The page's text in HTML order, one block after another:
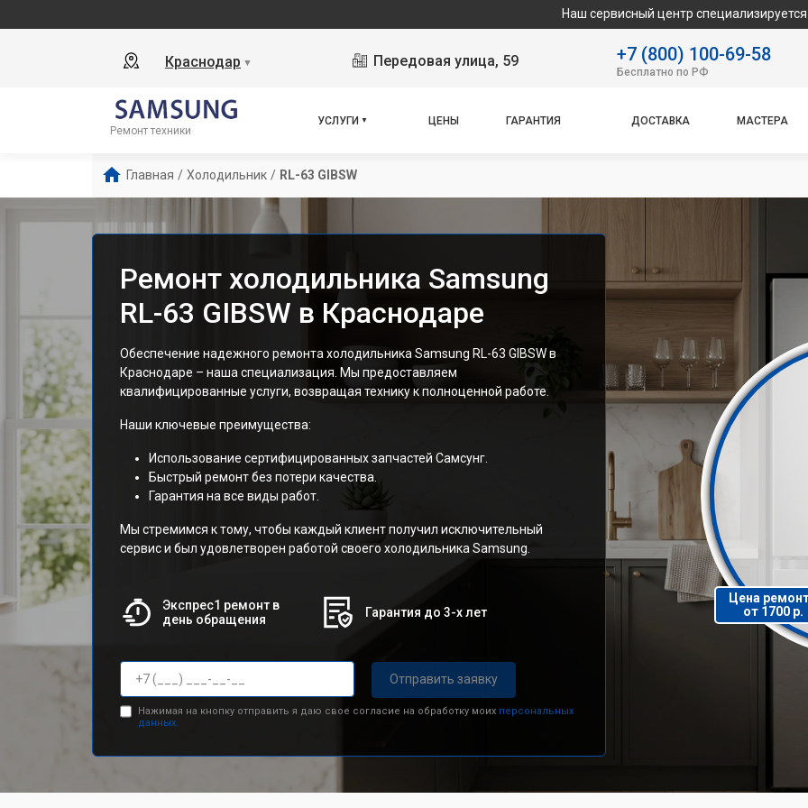
Наш сервисный центр специализируется на ремонте
Краснодар ▼ Передовая улица, 59 +7 (800) 100-69-58
Бесплатно по РФ
Ремонт техники
УСЛУГИ ЦЕНЫ ГАРАНТИЯ ДОСТАВКА МАСТЕРА
Главная / Холодильник / RL-63 GIBSW
Ремонт холодильника Samsung
RL-63 GIBSW в Краснодаре
Обеспечение надежного ремонта холодильника Samsung RL-63 GIBSW в
Краснодаре – наша специализация. Мы предоставляем
квалифицированные услуги, возвращая технику к полноценной работе.
Наши ключевые преимущества:
Использование сертифицированных запчастей Самсунг.
Быстрый ремонт без потери качества.
Гарантия на все виды работ.
Мы стремимся к тому, чтобы каждый клиент получил исключительный
сервис и был удовлетворен работой своего холодильника Samsung.
Экспрес1 ремонт в
день обращения
Гарантия до 3-х лет
Отправить заявку
Нажимая на кнопку отправить я даю свое согласие на обработку моих персональных
данных.
Цена
от 1700 р.